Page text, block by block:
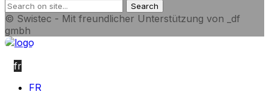
© Swistec - Mit freundlicher Unterstützung von _df
gmbh
fr
FR